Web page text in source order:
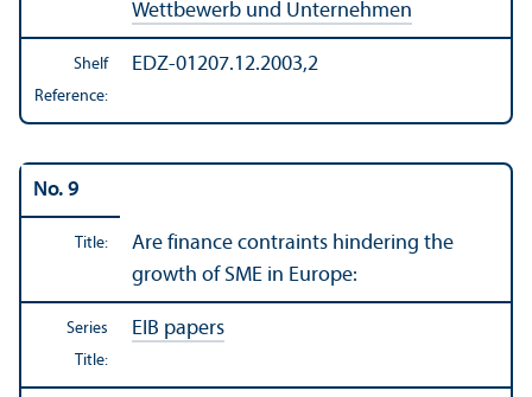
Wettbewerb und Unternehmen
Shelf
Reference:
EDZ-01207.12.2003,2
No. 9
Title:
Are finance contraints hindering the
growth of SME in Europe:
Series
Title:
EIB papers